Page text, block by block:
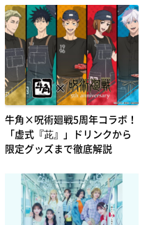
牛角×呪術廻戦5周年コラボ！
「虚式『茈』」ドリンクから
限定グッズまで徹底解説